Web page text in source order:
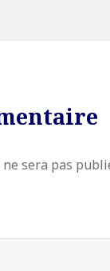
sera pas